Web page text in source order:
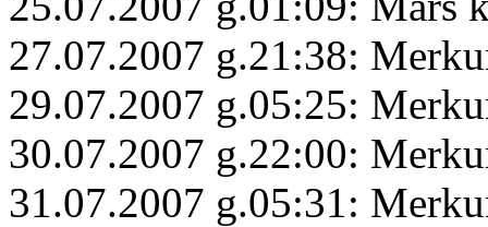
27.07.2007 g.21:38:
29.07.2007 g.05:25:
30.07.2007 g.22:00:
31.07.2007 g.05:31: